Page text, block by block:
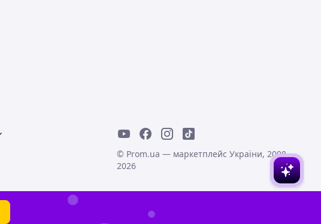
© Prom.ua — маркетплейс України, 2008-
2026